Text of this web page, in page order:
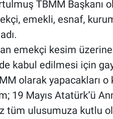
TBMM Başkanı
emekli, esnaf,
emekçi kesim
kabul edilmesi için
olarak yapacakları
19 Mayıs Atatürk’ü
tüm ulusumuza kutlu